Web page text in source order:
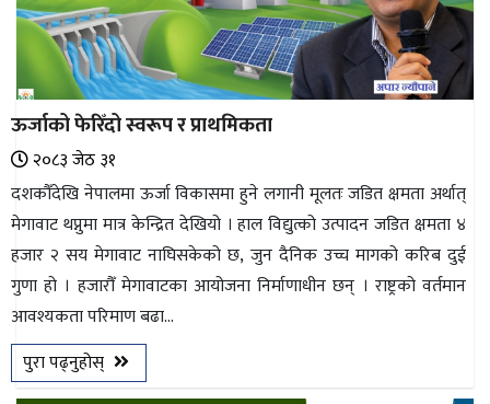
खबर
हरित
हाइड्रोजन
इभी
सम्पादकीय
बैंक
पर्यटन
भिडियो
छापा
ऊर्जाको फेरिँदो स्वरूप र प्राथमिकता
२०८३ जेठ ३१
दशकौँदेखि नेपालमा ऊर्जा विकासमा हुने लगानी मूलतः जडित क्षमता अर्थात्
मेगावाट थप्नुमा मात्र केन्द्रित देखियो । हाल विद्युत्को उत्पादन जडित क्षमता ४
हजार २ सय मेगावाट नाघिसकेको छ, जुन दैनिक उच्च मागको करिब दुई
गुणा हो । हजारौँ मेगावाटका आयोजना निर्माणाधीन छन् । राष्ट्रको वर्तमान
आवश्यकता परिमाण बढा...
पुरा पढ्नुहोस्